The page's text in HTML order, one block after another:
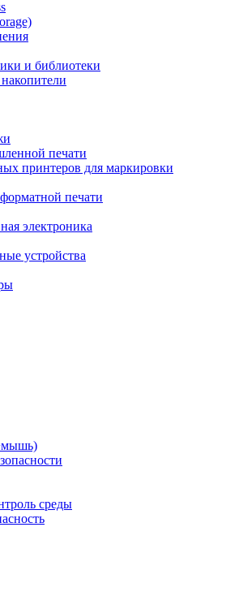
и библиотеки
печати
принтеров для маркировки
печати
электроника
устройства
среды